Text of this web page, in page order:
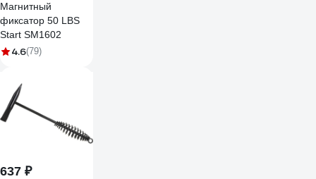
Магнитный
фиксатор 50 LBS
Start SM1602
4.6(79)
637 ₽